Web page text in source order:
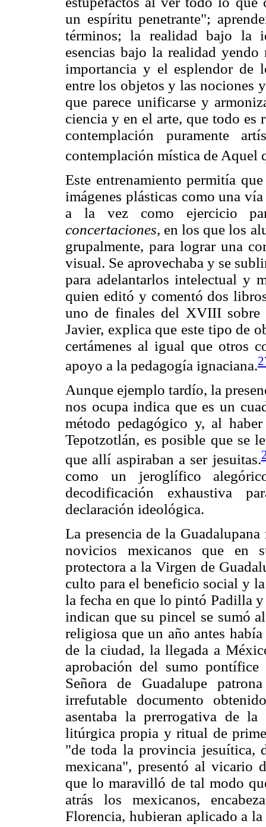
un espíritu penetrante";
términos; la realidad bajo la
esencias bajo la realidad
importancia y el esplendor de
entre los objetos y las nociones
que parece unificarse y
ciencia y en el arte, que todo es
contemplación puramente
contemplación mística de Aquel
Este entrenamiento permitía
imágenes plásticas como una
a la vez como ejercicio
concertaciones, en los que los
grupalmente, para lograr una
visual. Se aprovechaba y se
para adelantarlos intelectual y
quien editó y comentó dos
uno de finales del XVIII sobre
Javier, explica que este tipo de
certámenes al igual que otros
apoyo a la pedagogía ignaciana.
Aunque ejemplo tardío, la
nos ocupa indica que es un
método pedagógico y, al
Tepotzotlán, es posible que se
que allí aspiraban a ser jesuitas.
como un jeroglífico
decodificación exhaustiva
declaración ideológica.
La presencia de la
novicios mexicanos que en
protectora a la Virgen de
culto para el beneficio social y
la fecha en que lo pintó Padilla
indican que su pincel se sumó
religiosa que un año antes
de la ciudad, la llegada a
aprobación del sumo
Señora de Guadalupe
irrefutable documento
asentaba la prerrogativa de
litúrgica propia y ritual de
"de toda la provincia jesuítica,
mexicana", presentó al vicario
que lo maravilló de tal modo
atrás los mexicanos,
Florencia, hubieran aplicado a